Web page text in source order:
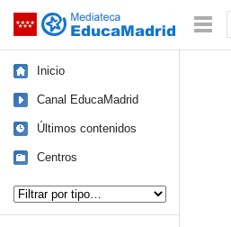
Saltar navegación
Inicio
Canal EducaMadrid
Últimos contenidos
Centros